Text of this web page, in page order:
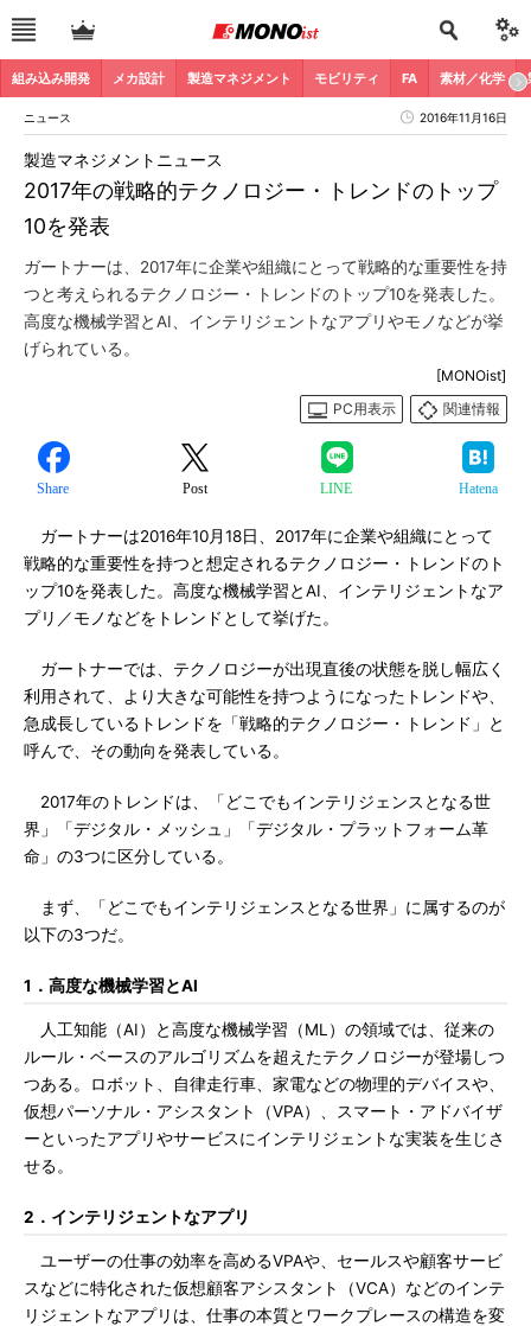
組み込み開発 メカ設計 製造マネジメント モビリティ FA 素材／化学
ニュース 2016年11月16日
2017年の戦略的テクノロジー・トレンドのトップ
10を発表
製造マネジメントニュース
ガートナーは、2017年に企業や組織にとって戦略的な重要性を持
つと考えられるテクノロジー・トレンドのトップ10を発表した。
高度な機械学習とAI、インテリジェントなアプリやモノなどが挙
げられている。
[MONOist]
PC用表示
関連情報
Share Post LINE Hatena
ガートナーは2016年10月18日、2017年に企業や組織にとって
戦略的な重要性を持つと想定されるテクノロジー・トレンドのト
ップ10を発表した。高度な機械学習とAI、インテリジェントなア
プリ／モノなどをトレンドとして挙げた。
ガートナーでは、テクノロジーが出現直後の状態を脱し幅広く
利用されて、より大きな可能性を持つようになったトレンドや、
急成長しているトレンドを「戦略的テクノロジー・トレンド」と
呼んで、その動向を発表している。
2017年のトレンドは、「どこでもインテリジェンスとなる世
界」「デジタル・メッシュ」「デジタル・プラットフォーム革
命」の3つに区分している。
まず、「どこでもインテリジェンスとなる世界」に属するのが
以下の3つだ。
1．高度な機械学習とAI
人工知能（AI）と高度な機械学習（ML）の領域では、従来の
ルール・ベースのアルゴリズムを超えたテクノロジーが登場しつ
つある。ロボット、自律走行車、家電などの物理的デバイスや、
仮想パーソナル・アシスタント（VPA）、スマート・アドバイザ
ーといったアプリやサービスにインテリジェントな実装を生じさ
せる。
2．インテリジェントなアプリ
ユーザーの仕事の効率を高めるVPAや、セールスや顧客サービ
スなどに特化された仮想顧客アシスタント（VCA）などのインテ
リジェントなアプリは、仕事の本質とワークプレースの構造を変